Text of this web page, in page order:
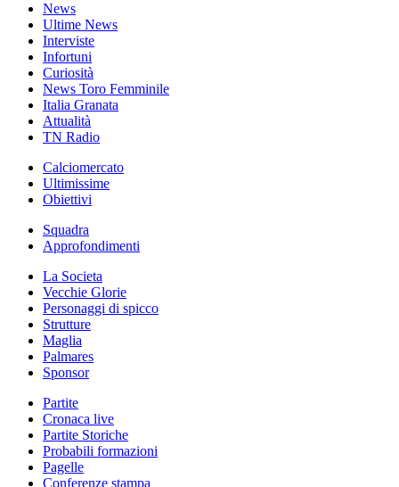
News
Ultime News
Interviste
Infortuni
Curiosità
News Toro Femminile
Italia Granata
Attualità
TN Radio
Calciomercato
Ultimissime
Obiettivi
Squadra
Approfondimenti
La Societa
Vecchie Glorie
Personaggi di spicco
Strutture
Maglia
Palmares
Sponsor
Partite
Cronaca live
Partite Storiche
Probabili formazioni
Pagelle
Conferenze stampa